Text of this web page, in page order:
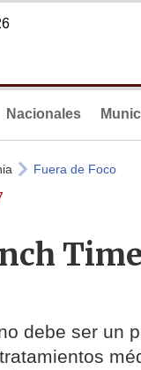
Nacionales
Fuera de Foco
debe ser un